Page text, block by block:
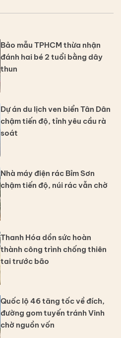
Bảo mẫu TPHCM thừa nhận
đánh hai bé 2 tuổi bằng dây
thun
Dự án du lịch ven biển Tân Dân
chậm tiến độ, tỉnh yêu cầu rà
soát
Nhà máy điện rác Bỉm Sơn
chậm tiến độ, núi rác vẫn chờ
Thanh Hóa dồn sức hoàn
thành công trình chống thiên
tai trước bão
Quốc lộ 46 tăng tốc về đích,
đường gom tuyến tránh Vinh
chờ nguồn vốn